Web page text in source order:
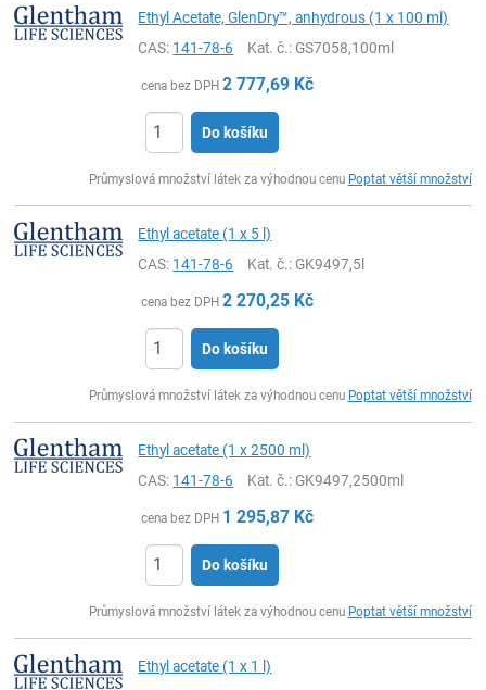
Ethyl Acetate, GlenDry™, anhydrous (1 x 100 ml)
CAS: 141-78-6 Kat. č.: GS7058,100ml
cena bez DPH 2 777,69 Kč
Do košíku
Průmyslová množství látek za výhodnou cenu Poptat větší množství
Ethyl acetate (1 x 5 l)
CAS: 141-78-6 Kat. č.: GK9497,5l
cena bez DPH 2 270,25 Kč
Do košíku
Průmyslová množství látek za výhodnou cenu Poptat větší množství
Ethyl acetate (1 x 2500 ml)
CAS: 141-78-6 Kat. č.: GK9497,2500ml
cena bez DPH 1 295,87 Kč
Do košíku
Průmyslová množství látek za výhodnou cenu Poptat větší množství
Ethyl acetate (1 x 1 l)